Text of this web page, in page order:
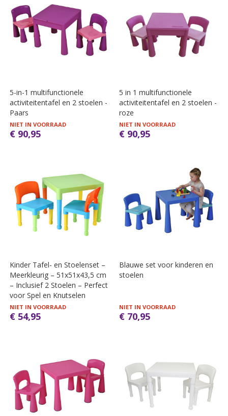
5-in-1 multifunctionele
activiteitentafel en 2 stoelen -
Paars
NIET IN VOORRAAD
€ 90,95
5 in 1 multifunctionele
activiteitentafel en 2 stoelen -
roze
NIET IN VOORRAAD
€ 90,95
Kinder Tafel- en Stoelenset –
Meerkleurig – 51x51x43,5 cm
– Inclusief 2 Stoelen – Perfect
voor Spel en Knutselen
NIET IN VOORRAAD
€ 54,95
Blauwe set voor kinderen en
stoelen
NIET IN VOORRAAD
€ 70,95